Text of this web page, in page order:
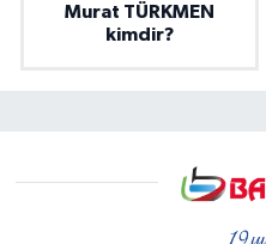
Murat TÜRKMEN
kimdir?